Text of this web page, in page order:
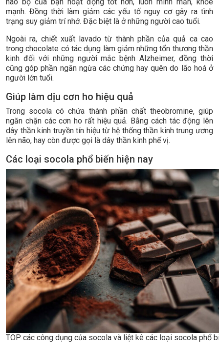
mạnh. Đồng thời làm giảm các yếu tố nguy cơ gây ra tình
trạng suy giảm trí nhớ. Đặc biệt là ở những người cao tuổi.
Ngoài ra, chiết xuất lavado từ thành phần của quả ca cao
trong chocolate có tác dụng làm giảm những tổn thương thần
kinh đối với những người mắc bệnh Alzheimer, đồng thời
cũng góp phần ngăn ngừa các chứng hay quên do lão hoá ở
người lớn tuổi.
Giúp làm dịu cơn ho hiệu quả
Trong socola có chứa thành phần chất theobromine, giúp
ngăn chặn các cơn ho rất hiệu quả. Bằng cách tác động lên
dây thần kinh truyền tín hiệu từ hệ thống thần kinh trung ương
lên não, hay còn được gọi là dây thần kinh phế vị.
Các loại socola phổ biến hiện nay
TOP các công dụng của socola và liệt kê các loại socola phổ